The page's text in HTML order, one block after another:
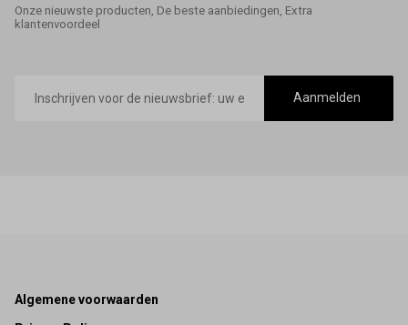
Onze nieuwste producten, De beste aanbiedingen, Extra
klantenvoordeel
mailadres
Aanmelden
Footer
Algemene voorwaarden